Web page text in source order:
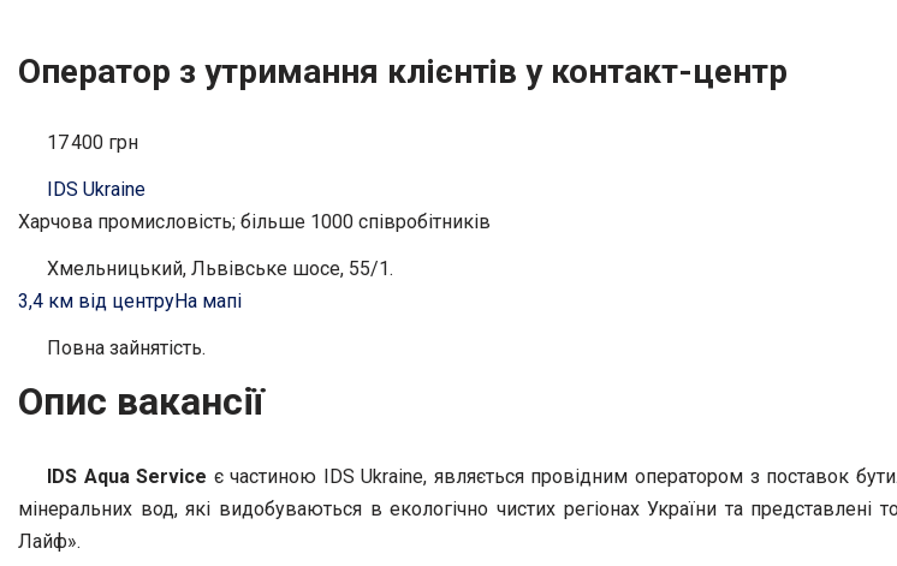
Оператор з утримання клієнтів у контакт-центр
17 400 грн
IDS Ukraine
Харчова промисловість; більше 1000 співробітників
Хмельницький, Львівське шосе, 55/1.
3,4 км від центруНа мапі
Повна зайнятість.
Опис вакансії
IDS Aqua Service є частиною IDS Ukraine, являється провідним оператором з поставок
мінеральних вод, які видобуваються в екологічно чистих регіонах України та
Лайф».